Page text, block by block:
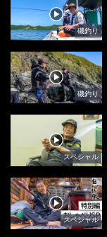
磯釣り
磯釣り
スペシャル
スペシャル